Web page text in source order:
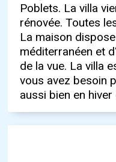
Poblets. La villa
rénovée. Toutes
La maison
méditerranéen et
de la vue. La villa
vous avez besoin
aussi bien en hiver
linge, de 2
d‘une douche
de 4 x 8 m pour les
l‘été et de
voitures dans l‘abri
jusqu‘à 2 voitures.
fraîches soirées
entièrement
d‘environ 100
salles de bains avec
porche vitré. La